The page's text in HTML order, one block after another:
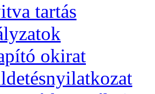
tartás
okirat